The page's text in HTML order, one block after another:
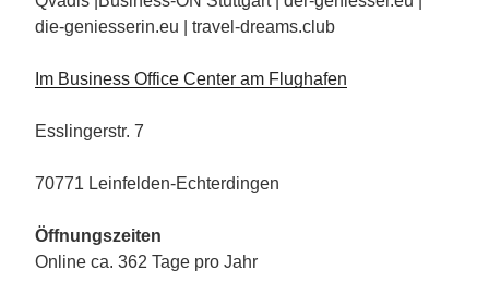
die-geniesserin.eu | travel-dreams.club
Im Business Office Center am Flughafen
Esslingerstr. 7
70771 Leinfelden-Echterdingen
Öffnungszeiten
Online ca. 362 Tage pro Jahr